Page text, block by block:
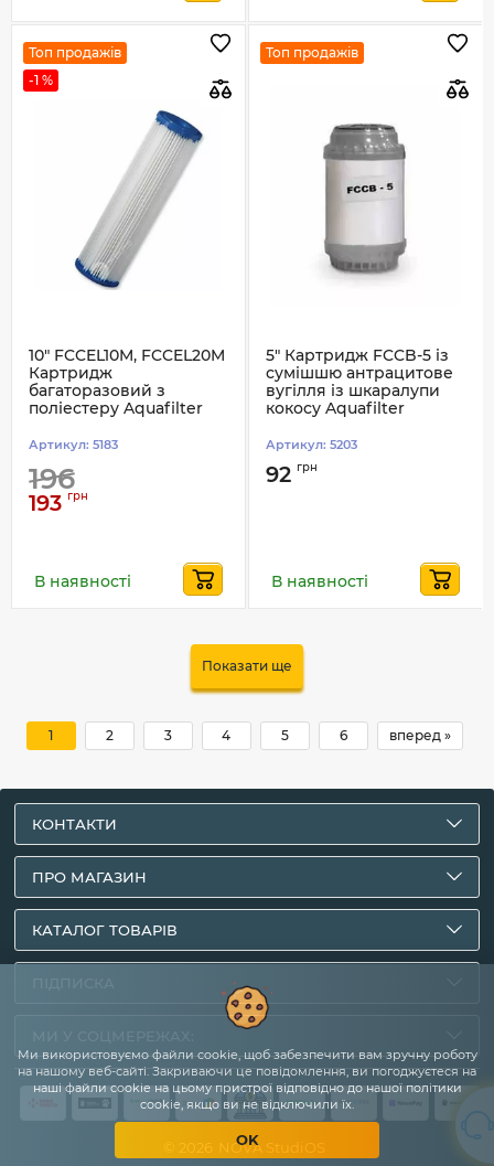
Топ продажів
-1 %
10" FCCEL10M, FCCEL20M
Картридж
багаторазовий з
поліестеру Aquafilter
Артикул: 5183
196
193 грн
В наявності
Топ продажів
5" Картридж FCCB-5 із
сумішшю антрацитове
вугілля із шкаралупи
кокосу Aquafilter
Артикул: 5203
92 грн
В наявності
Показати ще
1 2 3 4 5 6 вперед »
КОНТАКТИ
ПРО МАГАЗИН
КАТАЛОГ ТОВАРІВ
NOVA StudiOS
Ми використовуємо файли cookie, щоб забезпечити вам зручну роботу
на нашому веб-сайті. Закриваючи це повідомлення, ви погоджуєтеся на
наші файли cookie на цьому пристрої відповідно до нашої політики
cookie, якщо ви не відключили їх.
OK